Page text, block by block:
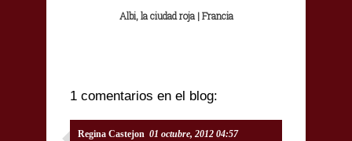
Albi, la ciudad roja | Francia
1 comentarios en el blog:
Regina Castejon 01 octubre, 2012 04:57